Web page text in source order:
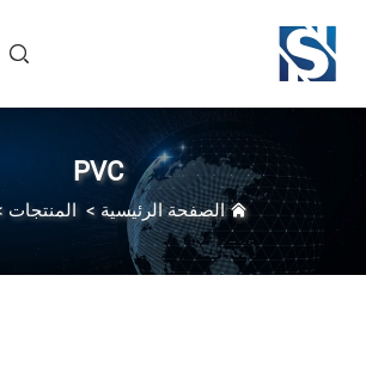
PVC
الصفحة الرئيسية > المنتجات